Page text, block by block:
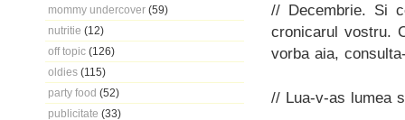
mommy undercover (59)
nutritie (12)
off topic (126)
oldies (115)
party food (52)
publicitate (33)
// Decembrie. Si
cronicarul vostru.
vorba aia,
// Lua-v-as lumea